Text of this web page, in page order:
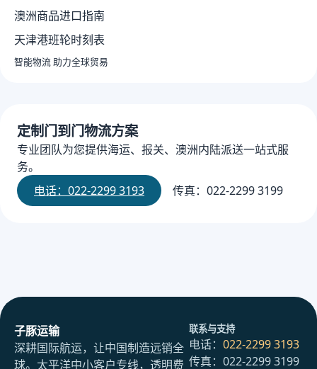
澳洲商品进口指南
天津港班轮时刻表
智能物流 助力全球贸易
定制门到门物流方案
专业团队为您提供海运、报关、澳洲内陆派送一站式服
务。
电话：022-2299 3193
传真：022-2299 3199
子豚运输
深耕国际航运，让中国制造远销全
球。太平洋中小客户专线，透明费
联系与支持
电话： 022-2299 3193
传真：022-2299 3199